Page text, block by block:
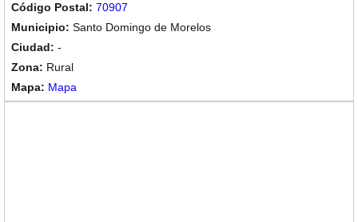
70907
Santo Domingo de Morelos
-
Rural
Mapa